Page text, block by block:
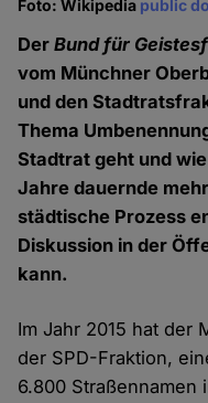
Foto: Wikipedia public
DerBund für
vom Münchner
und den
Thema
Stadtrat geht und
Jahre dauernde
städtische Prozess
Diskussion in der
kann.
Im Jahr 2015 hat der
der SPD-Fraktion,
6.800 Straßennamen